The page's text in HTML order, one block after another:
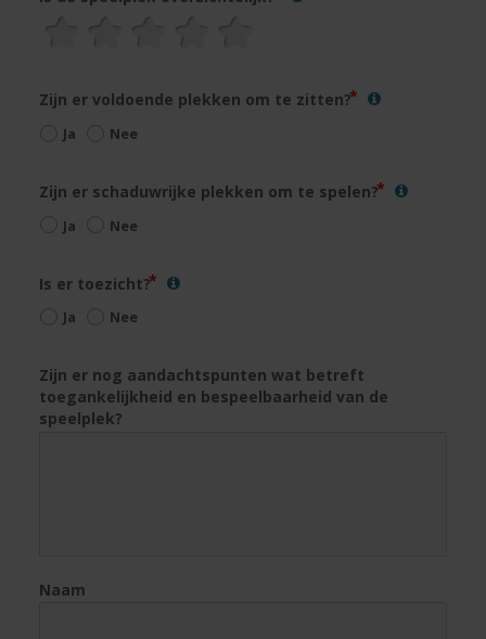
Zijn er voldoende plekken om te zitten?
Ja Nee
Zijn er schaduwrijke plekken om te spelen?
Ja Nee
Is er toezicht?
Ja Nee
Zijn er nog aandachtspunten wat betreft
toegankelijkheid en bespeelbaarheid van de
speelplek?
Naam